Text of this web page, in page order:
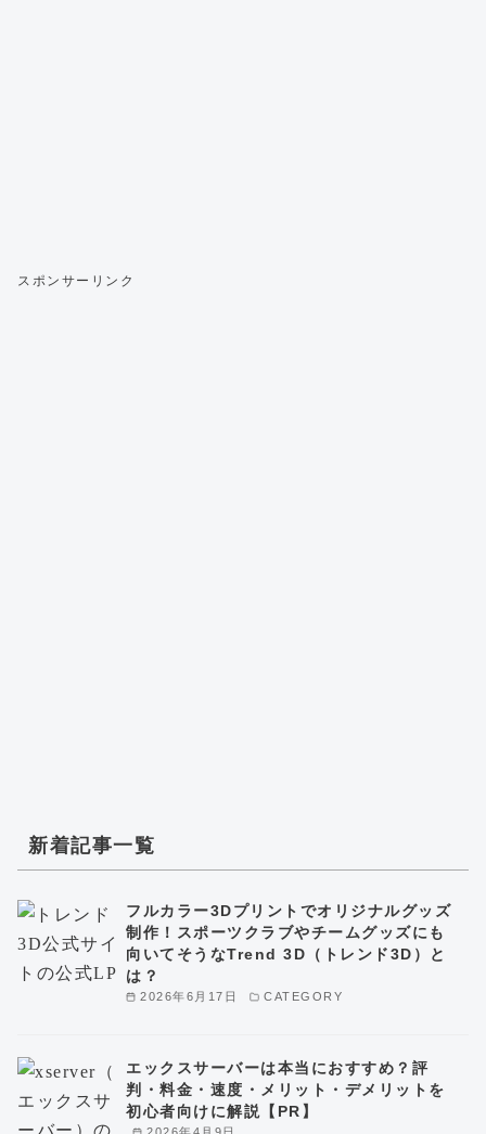
スポンサーリンク
新着記事一覧
2026年6月17日 CATEGORY
フルカラー3Dプリントでオリジナルグッズ
制作！スポーツクラブやチームグッズにも
向いてそうなTrend 3D（トレンド3D）と
は？
エックスサーバーは本当におすすめ？評
判・料金・速度・メリット・デメリットを
初心者向けに解説【PR】